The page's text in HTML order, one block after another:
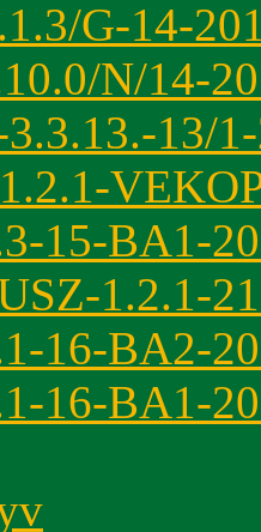
G-14-
N/14-
13/
15-BA1-
1.2.1-
16-BA2-
16-BA1-